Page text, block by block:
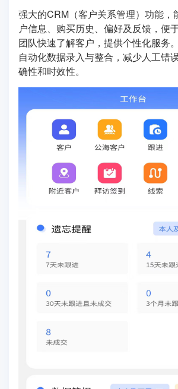
强大的CRM（客户关系管理）功能，
户信息、购买历史、偏好及反馈，便
团队快速了解客户，提供个性化服务。
自动化数据录入与整合，减少人工错
确性和时效性。